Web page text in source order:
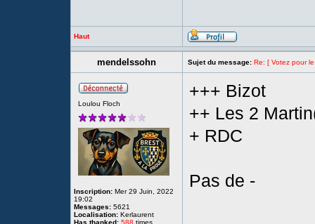
Haut
mendelssohn Sujet du message: Re: [ Votez pour
Loulou Floch
Inscription: Mer 29 Juin, 2022
19:02
Messages: 5621
Localisation: Kerlaurent
Has thanked: 588 times
+++ Bizot
++ Les 2
+ RDC
Pas de -